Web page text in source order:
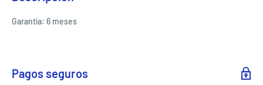
Garantía: 6 meses
Pagos seguros